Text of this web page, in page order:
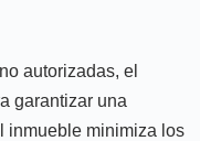
autorizadas, el
garantizar una
inmueble minimiza los